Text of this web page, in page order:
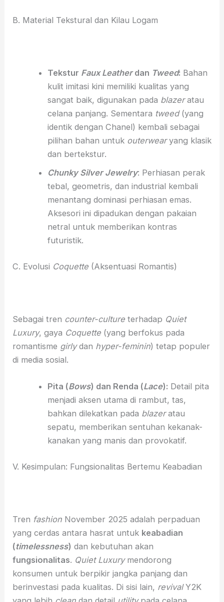
B. Material Tekstural dan Kilau Logam
Tekstur Faux Leatherdan Tweed: Bahan
kulit imitasi kini memiliki kualitas yang
sangat baik, digunakan pada blazeratau
celana panjang. Sementara tweed(yang
identik dengan Chanel) kembali sebagai
pilihan bahan untuk outerwearyang klasik
dan bertekstur.
Chunky Silver Jewelry: Perhiasan perak
tebal, geometris, dan industrial kembali
menantang dominasi perhiasan emas.
Aksesori ini dipadukan dengan pakaian
netral untuk memberikan kontras
futuristik.
C. Evolusi Coquette (Aksentuasi Romantis)
Sebagai tren counter-culture terhadap Quiet
Luxury, gaya Coquette (yang berfokus pada
romantisme girlydan hyper-feminin) tetap populer
di media sosial.
Pita (Bows) dan Renda (Lace): Detail pita
menjadi aksen utama di rambut, tas,
bahkan dilekatkan pada blazeratau
sepatu, memberikan sentuhan kekanak-
kanakan yang manis dan provokatif.
V. Kesimpulan: Fungsionalitas Bertemu Keabadian
Tren fashion November 2025 adalah perpaduan
yang cerdas antara hasrat untuk keabadian
(timelessness) dan kebutuhan akan
fungsionalitas. Quiet Luxurymendorong
konsumen untuk berpikir jangka panjang dan
berinvestasi pada kualitas. Di sisi lain, revivalY2K